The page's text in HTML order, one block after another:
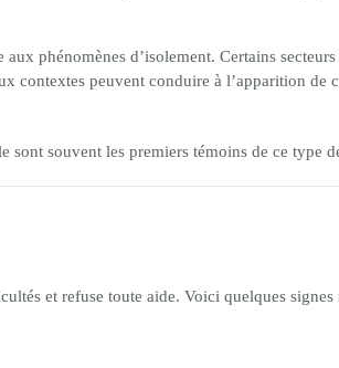
phénomènes d’isolement. Certains
contextes peuvent conduire à l’apparition de
sont souvent les premiers témoins de ce type
et refuse toute aide. Voici quelques signes